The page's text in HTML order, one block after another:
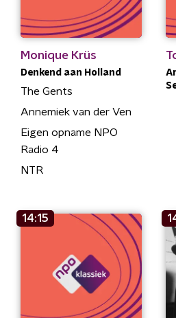
Monique Krüs
Denkend aan Holland
The Gents
Annemiek van der Ven
Eigen opname NPO
Radio 4
NTR
14:15